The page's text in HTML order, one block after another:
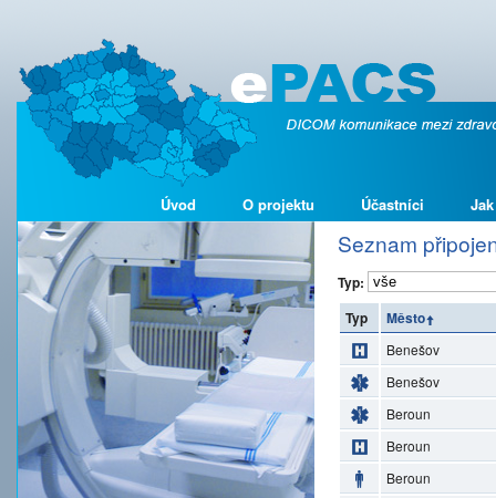
Úvod O projektu Účastníci
Seznam
Typ:
Typ
Město
Benešov
Benešov
Beroun
Beroun
Beroun